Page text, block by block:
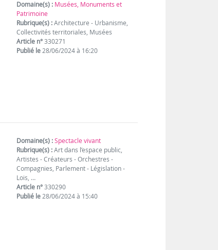
Domaine(s) : Musées, Monuments et
Patrimoine
Rubrique(s) :Architecture - Urbanisme,
Collectivités territoriales, Musées
Article n°330271
Publié le28/06/2024 à 16:20
Domaine(s) : Spectacle vivant
Rubrique(s) :Art dans l’espace public,
Artistes - Créateurs - Orchestres -
Compagnies, Parlement - Législation -
Lois, …
Article n°330290
Publié le28/06/2024 à 15:40